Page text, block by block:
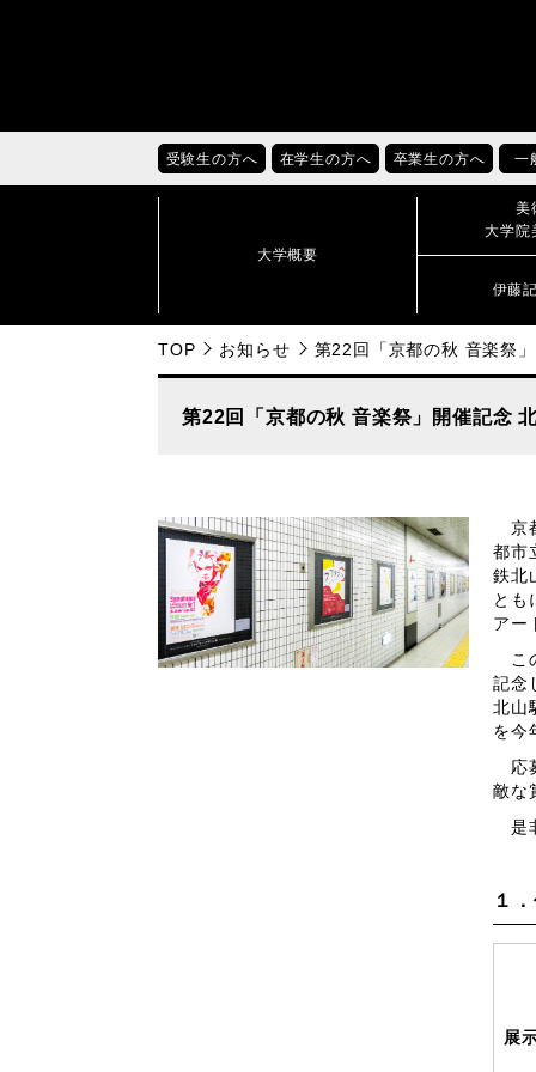
受験生の方へ 在学生の方へ 卒業生の方へ 一
大学概要
美
大学院
伊藤
TOP お知らせ 第22回「京都の秋 音楽祭
第22回「京都の秋 音楽祭」開催記念
京
都市
鉄北
とも
アー
こ
記念
北山
を今
応
敵な
是
１
展